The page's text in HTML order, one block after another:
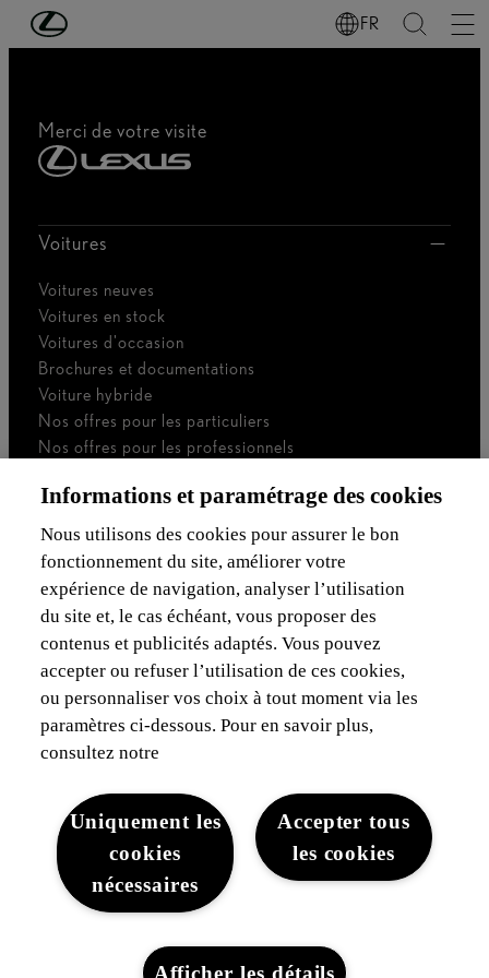
Passer au contenu principal (Appuyez sur Enter) FR
Merci de votre visite
Voitures
Voitures neuves
Voitures en stock
Voitures d'occasion
Brochures et documentations
Voiture hybride
Nos offres pour les particuliers
Nos offres pour les professionnels
Je suis indépendant
Je suis gestionnaire de flotte
Assurances & Financement
Découvrez Lexus
Mentions Légales
Mentions légales Cookies du site
Lexus-Belgique © 2026
Informations et paramétrage des cookies
Nous utilisons des cookies pour assurer le bon
fonctionnement du site, améliorer votre
expérience de navigation, analyser l’utilisation
du site et, le cas échéant, vous proposer des
contenus et publicités adaptés. Vous pouvez
accepter ou refuser l’utilisation de ces cookies,
ou personnaliser vos choix à tout moment via les
paramètres ci-dessous. Pour en savoir plus,
consultez notre
Accepter tous
les cookies
Uniquement les
cookies
nécessaires
Afficher les détails